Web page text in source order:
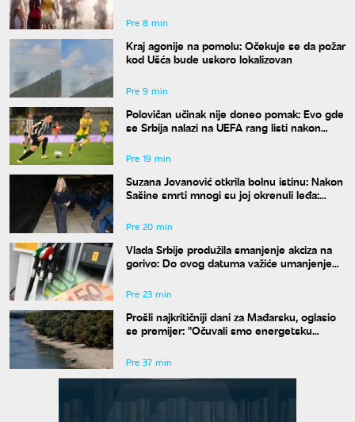
Pre 8 min
Kraj agonije na pomolu: Očekuje se da požar
kod Ušća bude uskoro lokalizovan
Pre 9 min
Polovičan učinak nije doneo pomak: Evo gde
se Srbija nalazi na UEFA rang listi nakon
Pre 19 min
Suzana Jovanović otkrila bolnu istinu: Nakon
Sašine smrti mnogi su joj okrenuli leđa:
Pre 20 min
Vlada Srbije produžila smanjenje akciza na
gorivo: Do ovog datuma važiće umanjenje
Pre 23 min
Prošli najkritičniji dani za Mađarsku, oglasio
se premijer: "Očuvali smo energetsku
Pre 37 min